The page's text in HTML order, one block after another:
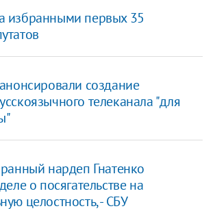
избранными первых 35
создание
телеканала "для
нардеп Гнатенко
о посягательстве на
целостность, - СБУ